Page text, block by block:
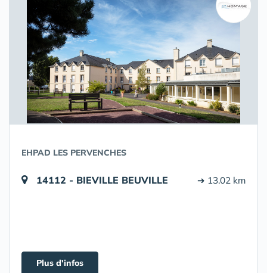
EHPAD LES PERVENCHES
14112 - BIEVILLE BEUVILLE ➔ 13.02 km
Plus d'infos